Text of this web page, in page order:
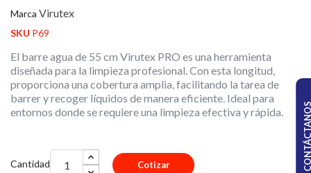
Marca Virutex
SKU P69
El barre agua de 55 cm Virutex PRO es una herramienta
diseñada para la limpieza profesional. Con esta longitud,
proporciona una cobertura amplia, facilitando la tarea de
barrer y recoger líquidos de manera eficiente. Ideal para
entornos donde se requiere una limpieza efectiva y rápida.
Cantidad Cotizar